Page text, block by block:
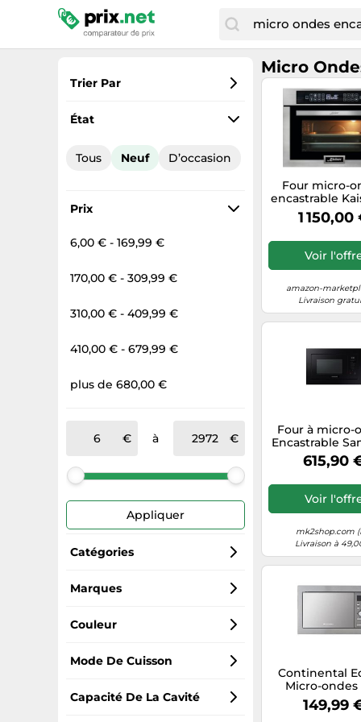
Trier Par
Préférés
Prix total
État
Tous Neuf D’occasion
Prix
6,00 € - 169,99 €
170,00 € - 309,99 €
310,00 € - 409,99 €
410,00 € - 679,99 €
plus de 680,00 €
à
Appliquer
Catégories
Fours à micro-ondes
Fours
Armoires de cuisine
Mini-fours
Marques
Bosch
Continental Edison
Siemens
Couleur
Noir
Gris
Mode De Cuisson
Grâtiner
Capacité De La Cavité
Micro
Four micro-
encastrable
6307 R, 38 L, 45
haut,
horloge
système air
inoxydable,
micro-
1 150,00
Voir
amazon-
Livraison
Four à micro-
Encastrable
50 cm
MG23A7318CK/
615,90
Voir
mk2shop.com
Livraison à
Continental
Micro-
CEMO25GE2
149,99